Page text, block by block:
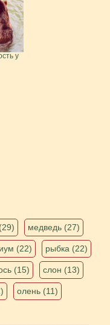
у
медведь (27)
(22) рыбка (22)
(15) слон (13)
олень (11)